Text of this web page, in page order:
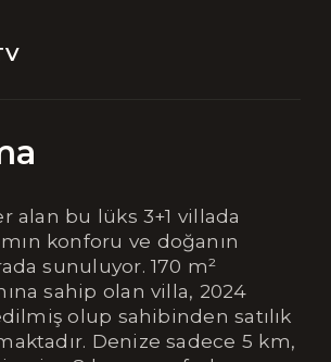
alan bu lüks 3+1 villada
konforu ve doğanın
sunuluyor. 170 m²
sahip olan villa, 2024
olup sahibinden satılık
Denize sadece 5 km,